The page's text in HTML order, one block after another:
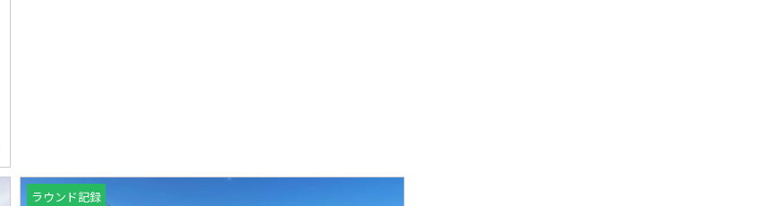
ラウンド記録